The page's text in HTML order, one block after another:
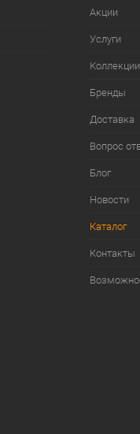
Акции
Услуги
Коллекции
Бренды
Доставка
Вопрос
Блог
Новости
Каталог
Контакты